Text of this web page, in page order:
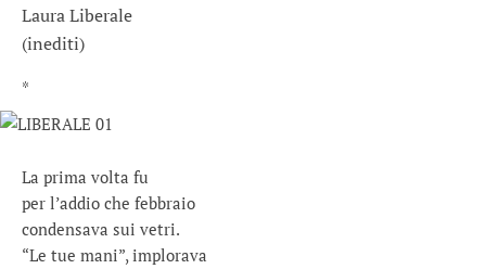
Laura Liberale
(inediti)
*
La prima volta fu
per l’addio che febbraio
condensava sui vetri.
“Le tue mani”, implorava